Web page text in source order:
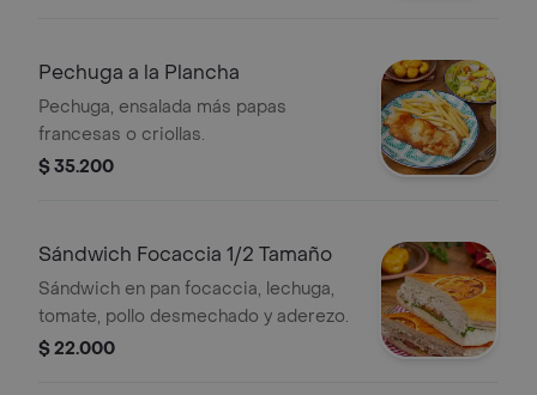
Pechuga a la Plancha
Pechuga, ensalada más papas
francesas o criollas.
$ 35.200
Sándwich Focaccia 1/2 Tamaño
Sándwich en pan focaccia, lechuga,
tomate, pollo desmechado y aderezo.
$ 22.000